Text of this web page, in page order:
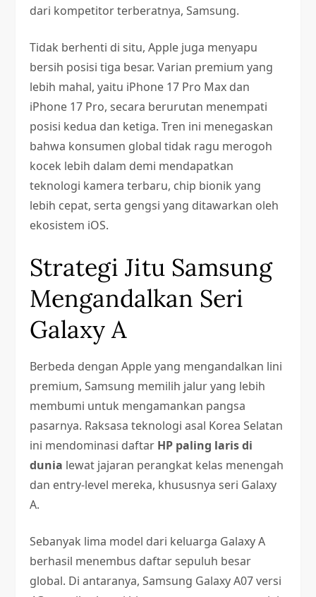
dari kompetitor terberatnya, Samsung.
Tidak berhenti di situ, Apple juga menyapu
bersih posisi tiga besar. Varian premium yang
lebih mahal, yaitu iPhone 17 Pro Max dan
iPhone 17 Pro, secara berurutan menempati
posisi kedua dan ketiga. Tren ini menegaskan
bahwa konsumen global tidak ragu merogoh
kocek lebih dalam demi mendapatkan
teknologi kamera terbaru, chip bionik yang
lebih cepat, serta gengsi yang ditawarkan oleh
ekosistem iOS.
Strategi Jitu Samsung
Mengandalkan Seri
Galaxy A
Berbeda dengan Apple yang mengandalkan lini
premium, Samsung memilih jalur yang lebih
membumi untuk mengamankan pangsa
pasarnya. Raksasa teknologi asal Korea Selatan
ini mendominasi daftar HP paling laris di
dunia lewat jajaran perangkat kelas menengah
dan entry-level mereka, khususnya seri Galaxy
A.
Sebanyak lima model dari keluarga Galaxy A
berhasil menembus daftar sepuluh besar
global. Di antaranya, Samsung Galaxy A07 versi